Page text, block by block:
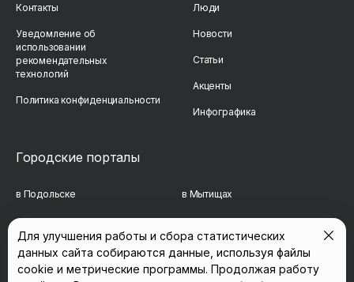
Контакты
Уведомление об
использовании
рекомендательных
технологий
Политика конфиденциальности
Люди
Новости
Статьи
Акценты
Инфографика
Городские порталы
в Подольске в Мытищах
в Сергиевом Посаде в Люберцах
Для улучшения работы и сбора статистических
данных сайта собираются данные, используя файлы
cookie и метрические программы. Продолжая работу